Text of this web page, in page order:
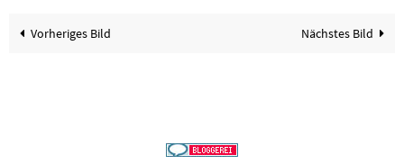
Vorheriges Bild Nächstes Bild